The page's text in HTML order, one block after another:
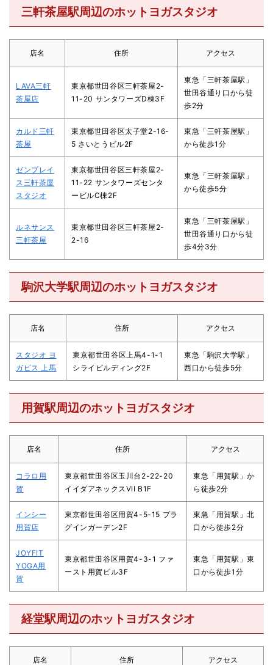
三軒茶屋駅周辺のホットヨガスタジオ
店名 住所 アクセス
LAVA三軒
茶屋店
東京都世田谷区三軒茶屋2-
11-20 サンタワーズD棟3F
東急「三軒茶屋駅」
世田谷通り口から徒
歩2分
カルド三軒
茶屋
東京都世田谷区太子堂2-16-
5 さいとうビル2F
東急「三軒茶屋駅」
から徒歩1分
ゼンプレイ
ス三軒茶屋
スタジオ
東京都世田谷区三軒茶屋2-
11-22 サンタワーズセンタ
ービルC棟2F
東急「三軒茶屋駅」
から徒歩5分
ルネサンス
三軒茶屋
東京都世田谷区三軒茶屋2-
2-16
東急「三軒茶屋駅」
世田谷通り口から徒
歩4分3分
駒沢大学駅周辺のホットヨガスタジオ
店名 住所 アクセス
スタジオ ヨ
ガピス 上馬
東京都世田谷区上馬4-1-1
シライビルディング2F
東急「駒沢大学駅」
西口から徒歩5分
用賀駅周辺のホットヨガスタジオ
店名 住所 アクセス
コラロ用
賀
東京都世田谷区玉川台2-22-20
イイダアネックスVII B1F
東急「用賀駅」か
ら徒歩2分
インシー
用賀店
東京都世田谷区用賀4-5-15 プラ
グインガーデン2F
東急「用賀駅」北
口から徒歩2分
JOYFIT
YOGA用
賀
東京都世田谷区用賀4-3-1 ファ
ースト用賀ビル3F
東急「用賀駅」東
口から徒歩1分
経堂駅周辺のホットヨガスタジオ
店名 住所 アクセス